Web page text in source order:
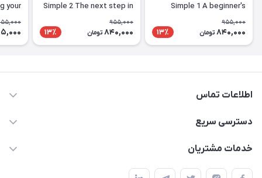
Simple 1 A beginner's
guide to learning the
Korean language
955,000
840,000 تومان 13٪
Simple 2 The next step in
learning the Korean
language
955,000
840,000 تومان 13٪
your
the
اطلاعات تماس
09371742423
طبقه بالای دنیای لبنیات (مراجعه حضوری فقط در صورت هماهنگی
دسترسی سریع
حساب کاربری
خدمات مشتریان
قوانین و مقررات